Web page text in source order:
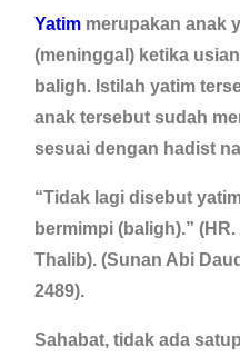
Yatim merupakan anak
(meninggal) ketika
baligh. Istilah yatim
anak tersebut sudah
sesuai dengan hadist
“Tidak lagi disebut
bermimpi (baligh).”
Thalib). (Sunan Abi
2489).
Sahabat, tidak ada